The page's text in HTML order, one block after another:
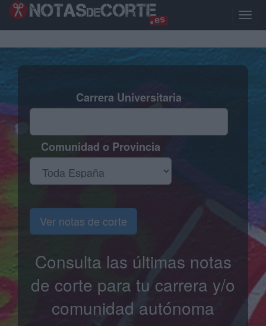
Pasar
Toggle
Carrera Universitaria
Comunidad o Provincia
Ver notas de corte
Consulta las últimas notas
de corte para tu carrera y/o
comunidad autónoma